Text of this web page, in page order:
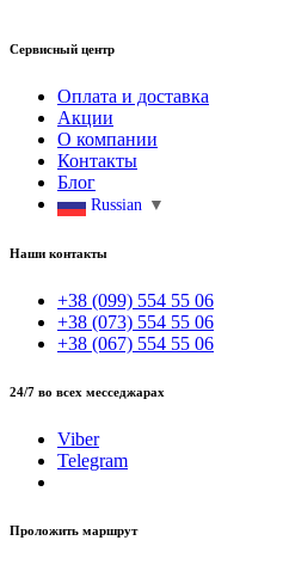
Сервисный центр
Оплата и доставка
Акции
О компании
Контакты
Блог
Russian ▼
Наши контакты
+38 (099) 554 55 06
+38 (073) 554 55 06
+38 (067) 554 55 06
24/7 во всех месседжарах
Viber
Telegram
Проложить маршрут